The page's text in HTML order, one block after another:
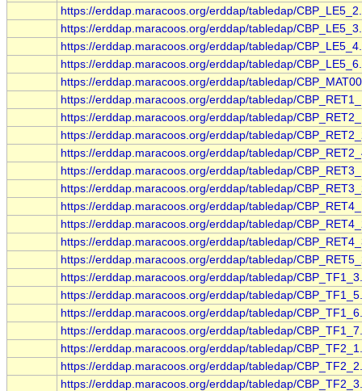
https://erddap.maracoos.org/erddap/tabledap/
https://erddap.maracoos.org/erddap/tabledap/
https://erddap.maracoos.org/erddap/tabledap/
https://erddap.maracoos.org/erddap/tabledap/
https://erddap.maracoos.org/erddap/tabledap/
https://erddap.maracoos.org/erddap/tabledap/
https://erddap.maracoos.org/erddap/tabledap/
https://erddap.maracoos.org/erddap/tabledap/
https://erddap.maracoos.org/erddap/tabledap/
https://erddap.maracoos.org/erddap/tabledap/
https://erddap.maracoos.org/erddap/tabledap/
https://erddap.maracoos.org/erddap/tabledap/
https://erddap.maracoos.org/erddap/tabledap/
https://erddap.maracoos.org/erddap/tabledap/
https://erddap.maracoos.org/erddap/tabledap/
https://erddap.maracoos.org/erddap/tabledap/
https://erddap.maracoos.org/erddap/tabledap/
https://erddap.maracoos.org/erddap/tabledap/
https://erddap.maracoos.org/erddap/tabledap/
https://erddap.maracoos.org/erddap/tabledap/
https://erddap.maracoos.org/erddap/tabledap/
https://erddap.maracoos.org/erddap/tabledap/